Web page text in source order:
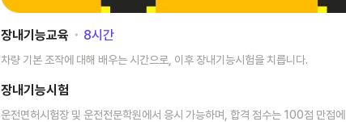
장내기능교육 ･ 8시간
차량 기본 조작에 대해 배우는 시간으로, 이후 장내기능시험을 치릅니다.
장내기능시험
운전면허시험장 및 운전전문학원에서 응시 가능하며, 합격 점수는 100점 만점에